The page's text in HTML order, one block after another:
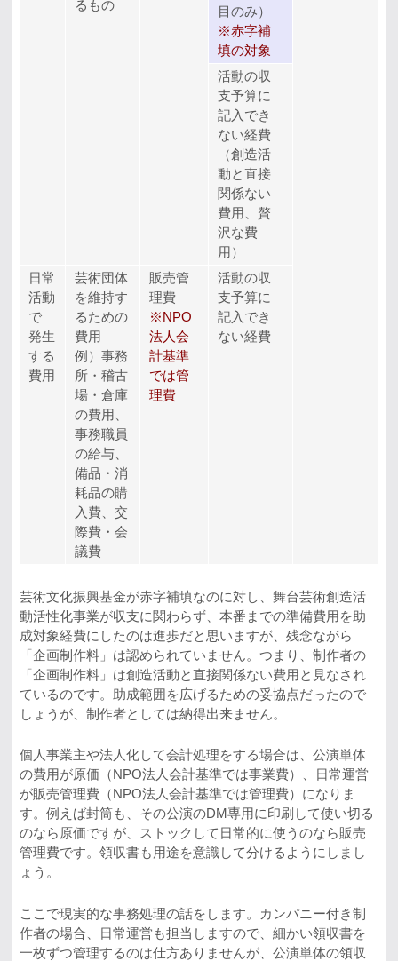
るもの
目のみ）
※赤字補
填の対象
活動の収
支予算に
記入でき
ない経費
（創造活
動と直接
関係ない
費用、贅
沢な費
用）
日常
活動
で
発生
する
費用
芸術団体
を維持す
るための
費用
例）事務
所・稽古
場・倉庫
の費用、
事務職員
の給与、
備品・消
耗品の購
入費、交
際費・会
議費
販売管
理費
※NPO
法人会
計基準
では管
理費
活動の収
支予算に
記入でき
ない経費
芸術文化振興基金が赤字補填なのに対し、舞台芸術創造活
動活性化事業が収支に関わらず、本番までの準備費用を助
成対象経費にしたのは進歩だと思いますが、残念ながら
「企画制作料」は認められていません。つまり、制作者の
「企画制作料」は創造活動と直接関係ない費用と見なされ
ているのです。助成範囲を広げるための妥協点だったので
しょうが、制作者としては納得出来ません。
個人事業主や法人化して会計処理をする場合は、公演単体
の費用が原価（NPO法人会計基準では事業費）、日常運営
が販売管理費（NPO法人会計基準では管理費）になりま
す。例えば封筒も、その公演のDM専用に印刷して使い切る
のなら原価ですが、ストックして日常的に使うのなら販売
管理費です。領収書も用途を意識して分けるようにしまし
ょう。
ここで現実的な事務処理の話をします。カンパニー付き制
作者の場合、日常運営も担当しますので、細かい領収書を
一枚ずつ管理するのは仕方ありませんが、公演単体の領収